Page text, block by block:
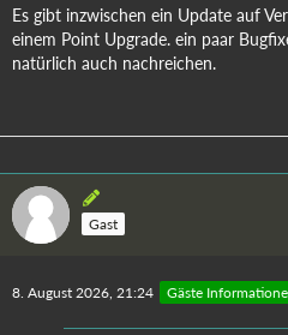
Es gibt inzwischen ein Update auf
einem Point Upgrade. ein paar
natürlich auch nachreichen.
Gast
8. August 2026, 21:24 Gäste